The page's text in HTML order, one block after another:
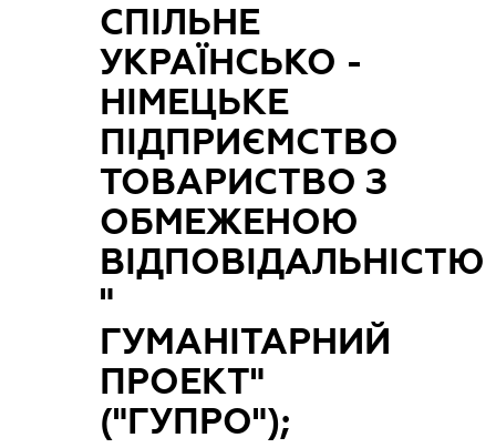
СПІЛЬНЕ
УКРАЇНСЬКО -
НІМЕЦЬКЕ
ПІДПРИЄМСТВО
ТОВАРИСТВО З
ОБМЕЖЕНОЮ
ВІДПОВІДАЛЬНІСТЮ
"
ГУМАНІТАРНИЙ
ПРОЕКТ"
("ГУПРО");